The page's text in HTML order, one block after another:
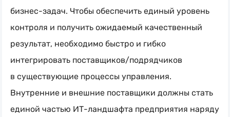
бизнес-задач. Чтобы обеспечить единый уровень
контроля и получить ожидаемый качественный
результат, необходимо быстро и гибко
интегрировать поставщиков/подрядчиков
в существующие процессы управления.
Внутренние и внешние поставщики должны стать
единой частью ИТ-ландшафта предприятия наряду